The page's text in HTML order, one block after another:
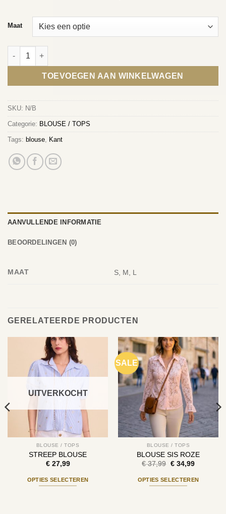
Maat
BLOUSE SIS aantal
TOEVOEGEN AAN WINKELWAGEN
SKU: N/B
Categorie: BLOUSE / TOPS
Tags: blouse Kant
AANVULLENDE INFORMATIE
BEOORDELINGEN (0)
MAAT S, M, L
GERELATEERDE PRODUCTEN
UITVERKOCHT
BLOUSE / TOPS
STREEP BLOUSE
€27,99
OPTIES SELECTEREN
SALE
BLOUSE / TOPS
BLOUSE SIS ROZE
€37,99 Oorspronkelijke
was:
€ 37,99.
€34,99Huidige
is:
€ 34,99.
OPTIES SELECTEREN